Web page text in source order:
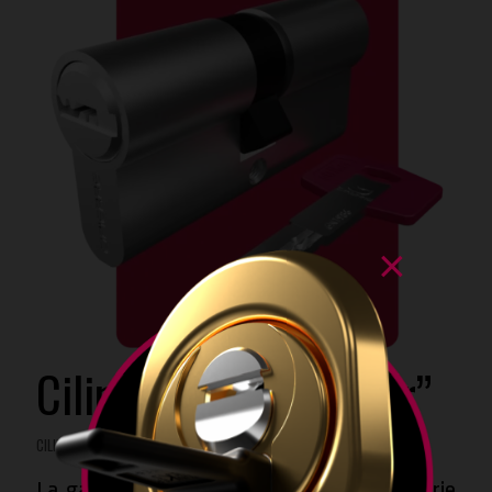
Cilindri Serie “Striker”
CILINDRI DI SICUREZZA 100% MADE IN ITALY
×